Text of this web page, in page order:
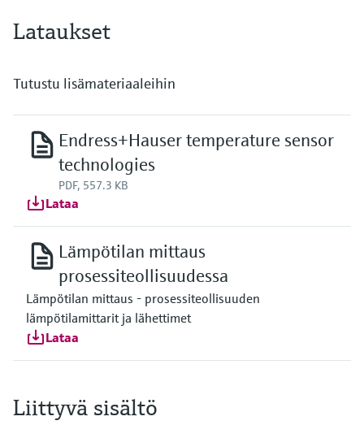
Max. immersion length on request
up to 900.00 mm (35.4'')
Lataukset
Tutustu lisämateriaaleihin
Endress+Hauser temperature sensor
technologies
PDF, 557.3 KB
Lataa
Lämpötilan mittaus
prosessiteollisuudessa
Lämpötilan mittaus - prosessiteollisuuden
lämpötilamittarit ja lähettimet
Lataa
Liittyvä sisältö